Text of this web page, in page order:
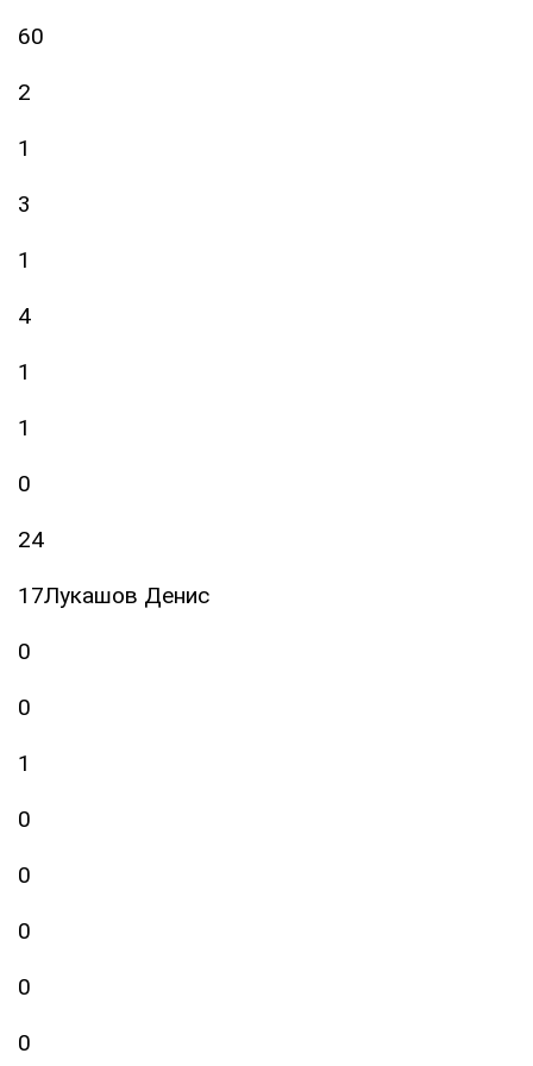
60
2
1
3
1
4
1
1
0
24
17Лукашов Денис
0
0
1
0
0
0
0
0